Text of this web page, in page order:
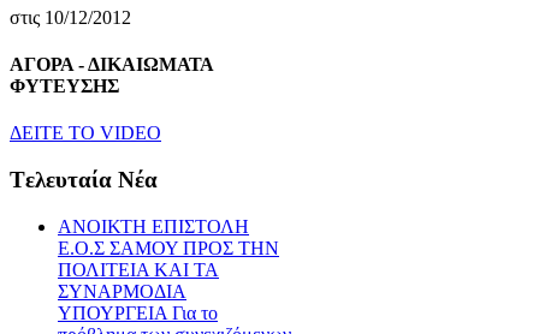
στις 10/12/2012
ΑΓΟΡΑ - ΔΙΚΑΙΩΜΑΤΑ
ΦΥΤΕΥΣΗΣ
ΔEITE TO VIDEO
Tελευταία Nέα
ΑΝΟΙΚΤΗ ΕΠΙΣΤΟΛΗ
Ε.Ο.Σ ΣΑΜΟΥ ΠΡΟΣ ΤΗΝ
ΠΟΛΙΤΕΙΑ ΚΑΙ ΤΑ
ΣΥΝΑΡΜΟΔΙΑ
ΥΠΟΥΡΓΕΙΑ Για το